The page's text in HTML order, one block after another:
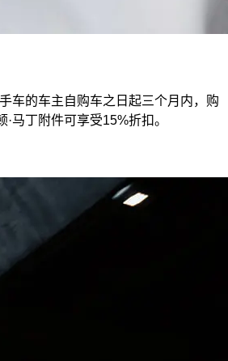
车的车主自购车之日起三个月内，购
马丁附件可享受15%折扣。